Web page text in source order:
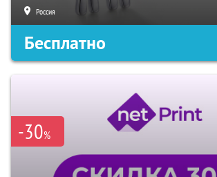
Россия
Бесплатно
-30%